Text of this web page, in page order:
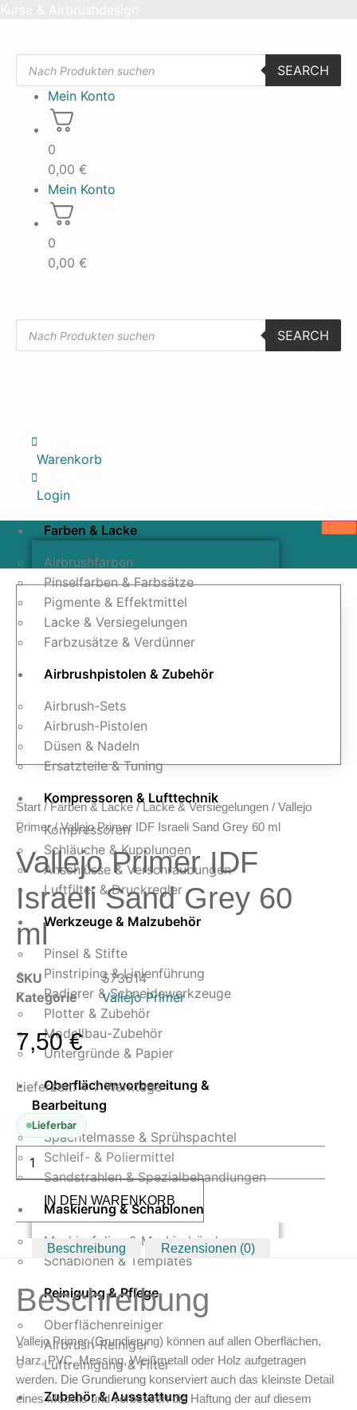
Products
search
SEARCH
Mein Konto
0
0,00 €
Mein Konto
0
0,00 €
Products
search
SEARCH
Warenkorb
Login
Farben & Lacke
Airbrushfarben
Pinselfarben & Farbsätze
Pigmente & Effektmittel
Lacke & Versiegelungen
Farbzusätze & Verdünner
Airbrushpistolen & Zubehör
Airbrush-Sets
Airbrush-Pistolen
Düsen & Nadeln
Ersatzteile & Tuning
Kompressoren & Lufttechnik
Kompressoren
Schläuche & Kupplungen
Anschlüsse & Verschraubungen
Luftfilter & Druckregler
Werkzeuge & Malzubehör
Pinsel & Stifte
Pinstriping & Linienführung
Radierer & Schneidewerkzeuge
Plotter & Zubehör
Modellbau-Zubehör
Untergründe & Papier
Oberflächenvorbereitung &
Bearbeitung
Spachtelmasse & Sprühspachtel
Schleif- & Poliermittel
Sandstrahlen & Spezialbehandlungen
Maskierung & Schablonen
Maskierfolien & Maskierbänder
Schablonen & Templates
Reinigung & Pflege
Oberflächenreiniger
Airbrush-Reiniger
Luftreinigung & Filter
Zubehör & Ausstattung
Start /Farben & Lacke /Lacke & Versiegelungen / Vallejo
Primer/ Vallejo Primer IDF Israeli Sand Grey 60 ml
Vallejo Primer IDF
Israeli Sand Grey 60
ml
SKU
573614
Kategorie
Vallejo Primer
7,50€
Lieferzeit:4-7 Werktage
Lieferbar
Vallejo
Primer
IDF
Sand
Grey
ml
Menge
IN DEN WARENKORB
Beschreibung Rezensionen (0)
Beschreibung
Vallejo Primer (Grundierung) können auf allen Oberflächen,
Harz, PVC, Messing, Weißmetall oder Holz aufgetragen
werden. Die Grundierung konserviert auch das kleinste Detail
eines Modells und verbessert die Haftung der auf diesem